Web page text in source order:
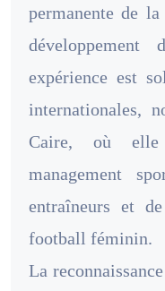
permanente de
expérience est
internationales,
Caire, où
management
entraîneurs et
football féminin.
La